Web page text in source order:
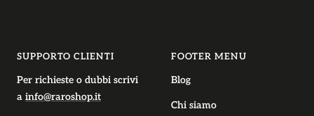
SUPPORTO CLIENTI
Per richieste o dubbi scrivi
a info@raroshop.it
FOOTER MENU
Blog
Chi siamo